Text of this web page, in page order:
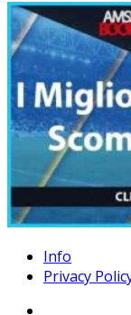
Info
Privacy